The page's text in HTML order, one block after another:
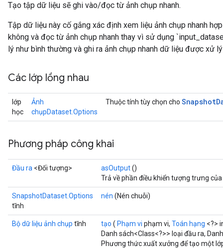
Tạo tập dữ liệu sẽ ghi vào/đọc từ ảnh chụp nhanh.
Tập dữ liệu này cố gắng xác định xem liệu ảnh chụp nhanh
không và đọc từ ảnh chụp nhanh thay vì sử dụng
lý như bình thường và ghi ra ảnh chụp nhanh dữ liệu được xử
Các lớp lồng nhau
lớp
học
Ảnh
chụpDataset.Options
Thuộc tính tùy chọn cho Snapshot
Phương pháp công khai
Đầu ra <Đối tượng> asOutput()
Trả về phần điều khiển tượng trưng
SnapshotDataset.Options
tĩnh
nén (Nén chuỗi)
Bộ dữ liệu ảnh chụp tĩnh tạo ( Phạm vi phạm vi, Toán hạng <?>
Danh sách<Class<?>> loại đầu ra,
Phương thức xuất xưởng để tạo một